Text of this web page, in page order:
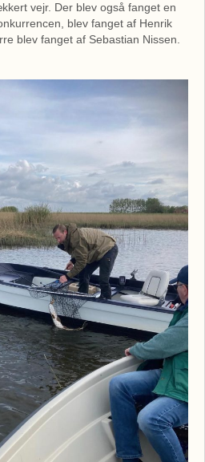
vejr. Der blev også fanget en
blev fanget af Henrik
blev fanget af Sebastian Nissen.